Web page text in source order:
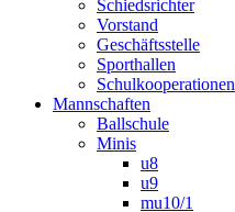
Schiedsrichter
Vorstand
Geschäftsstelle
Sporthallen
Schulkooperationen
Mannschaften
Ballschule
Minis
u8
u9
mu10/1